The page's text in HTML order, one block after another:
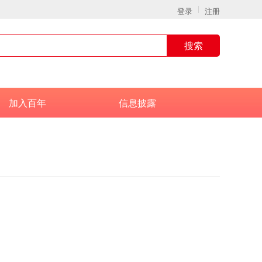
登录 注册
搜索
加入百年 信息披露